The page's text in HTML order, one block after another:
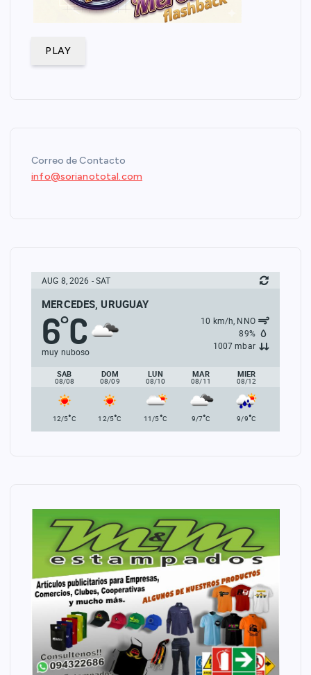
PLAY
Correo de Contacto
info@sorianototal.com
AUG 8, 2026 - SAT
MERCEDES, URUGUAY
6°C
muy nuboso
10 km/h, NNO
89%
1007 mbar
SAB
08/08
DOM
08/09
LUN
08/10
MAR
08/11
MIER
08/12
12/5°C 12/5°C 11/5°C 9/7°C 9/9°C